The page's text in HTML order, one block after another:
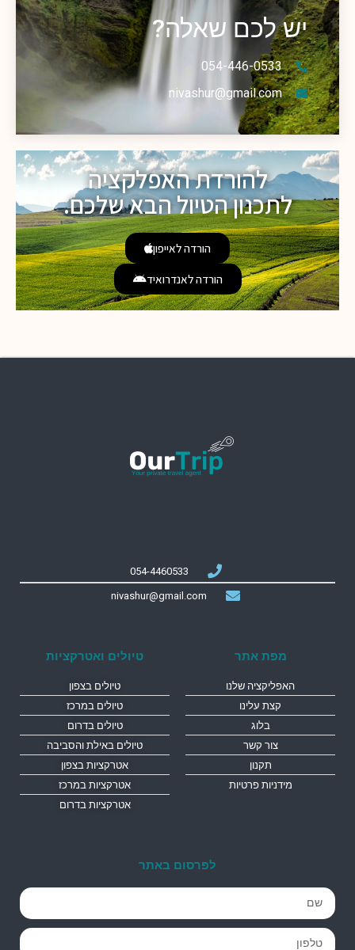
יש לכם שאלה?
054-446-0533
nivashur@gmail.com
להורדת האפלקציה
לתכנון הטיול הבא שלכם.
הורדה לאייפון
הורדה לאנדרואיד
054-4460533
nivashur@gmail.com
מפת אתר
האפליקציה שלנו
קצת עלינו
בלוג
צור קשר
תקנון
מידניות פרטיות
טיולים ואטרקציות
טיולים בצפון
טיולים במרכז
טיולים בדרום
טיולים באילת והסביבה
אטרקציות בצפון
אטרקציות במרכז
אטרקציות בדרום
לפרסום באתר